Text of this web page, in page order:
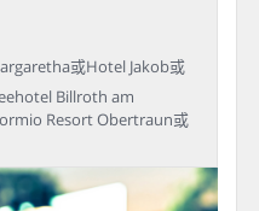
或Hotel Jakob或
Billroth am
Resort Obertraun或